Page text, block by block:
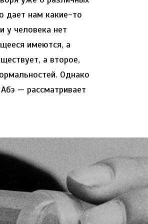
дает нам какие-то
у человека нет
имеются, а
а второе,
Однако
— рассматривает